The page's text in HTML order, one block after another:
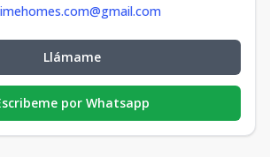
Llámame
por Whatsapp